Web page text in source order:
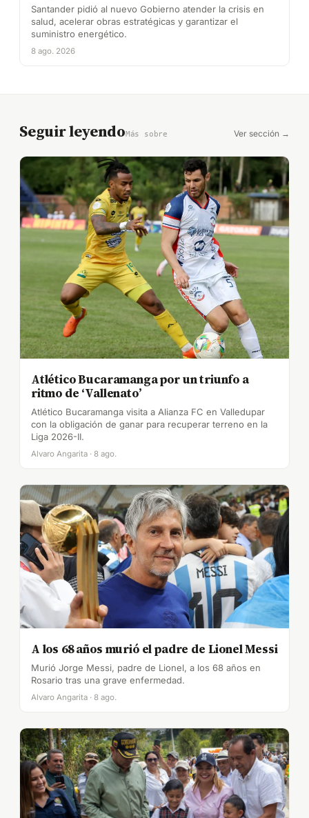
Santander pidió al nuevo Gobierno atender la crisis en
salud, acelerar obras estratégicas y garantizar el
suministro energético.
8 ago. 2026
Seguir leyendoMás sobre Ver sección →
Atlético Bucaramanga por un triunfo a
ritmo de ‘Vallenato’
Atlético Bucaramanga visita a Alianza FC en Valledupar
con la obligación de ganar para recuperar terreno en la
Liga 2026-II.
Alvaro Angarita · 8 ago.
A los 68 años murió el padre de Lionel Messi
Murió Jorge Messi, padre de Lionel, a los 68 años en
Rosario tras una grave enfermedad.
Alvaro Angarita · 8 ago.